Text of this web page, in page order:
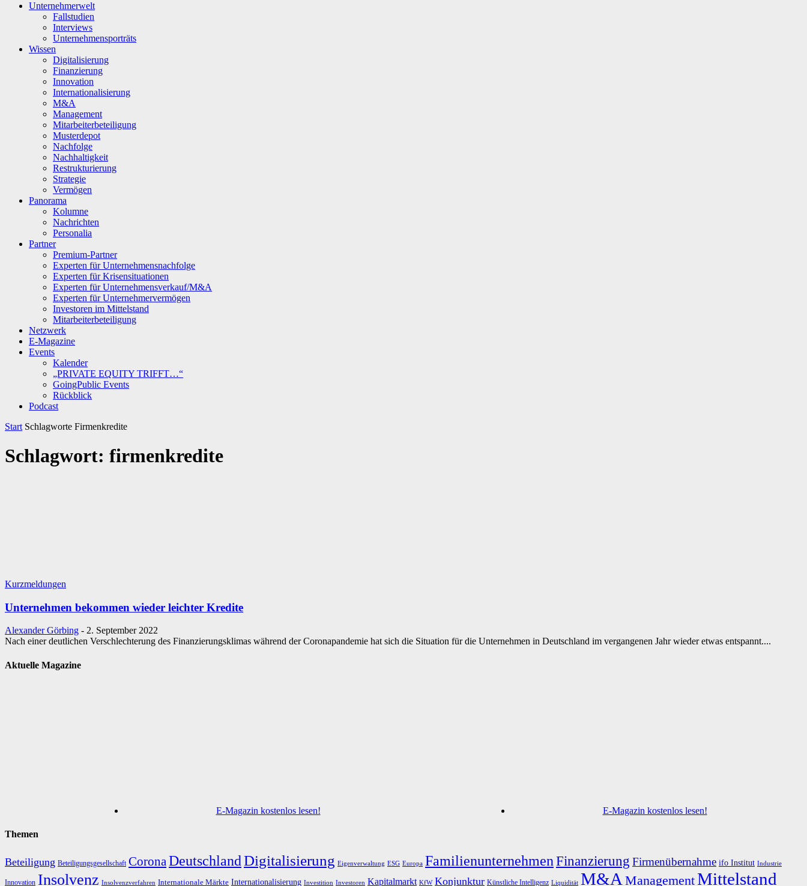
Unternehmerwelt
Fallstudien
Interviews
Unternehmensporträts
Wissen
Digitalisierung
Finanzierung
Innovation
Internationalisierung
M&A
Management
Mitarbeiterbeteiligung
Musterdepot
Nachfolge
Nachhaltigkeit
Restrukturierung
Strategie
Vermögen
Panorama
Kolumne
Nachrichten
Personalia
Partner
Premium-Partner
Experten für Unternehmensnachfolge
Experten für Krisensituationen
Experten für Unternehmensverkauf/M&A
Experten für Unternehmervermögen
Investoren im Mittelstand
Mitarbeiterbeteiligung
Netzwerk
E-Magazine
Events
Kalender
„PRIVATE EQUITY TRIFFT…“
GoingPublic Events
Rückblick
Podcast
Start Schlagworte Firmenkredite
Schlagwort: firmenkredite
Kurzmeldungen
Unternehmen bekommen wieder leichter Kredite
Alexander Görbing - 2. September 2022
Nach einer deutlichen Verschlechterung des Finanzierungsklimas während der Coronapandemie hat sich die Situation für die Unternehmen in Deutschland im vergangenen Jahr wieder etwas entspannt....
Aktuelle Magazine
E-Magazin kostenlos lesen! E-Magazin kostenlos lesen!
Themen
Beteiligung Beteiligungsgesellschaft CoronaDeutschlandDigitalisierung Eigenverwaltung ESG Europa FamilienunternehmenFinanzierung Firmenübernahme ifo Institut Industrie
Innovation Insolvenz Insolvenzverfahren Internationale Märkte Internationalisierung Investition Investoren Kapitalmarkt KfW Konjunktur Künstliche Intelligenz Liquidität M&A ManagementMittelstand